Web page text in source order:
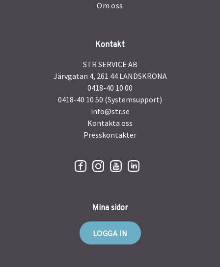
Om oss
Kontakt
STR SERVICE AB
Järvgatan 4, 261 44 LANDSKRONA
0418-40 10 00
0418-40 10 50 (Systemsupport)
info@str.se
Kontakta oss
Presskontakter
Mina sidor
LOGGA IN